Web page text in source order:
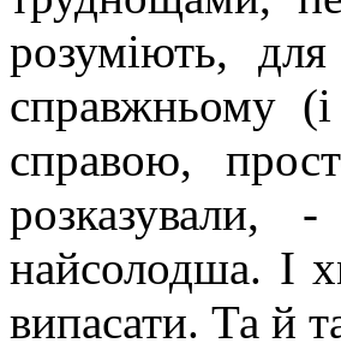
розуміють,
справжньому
справою,
найсолодша. І
випасати. Та й